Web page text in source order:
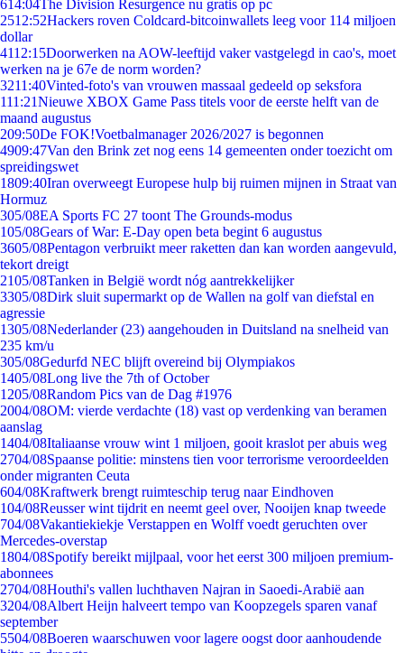
614:04The Division Resurgence nu gratis op pc
2512:52Hackers roven Coldcard-bitcoinwallets leeg voor 114 miljoen
dollar
4112:15Doorwerken na AOW-leeftijd vaker vastgelegd in cao's, moet
werken na je 67e de norm worden?
3211:40Vinted-foto's van vrouwen massaal gedeeld op seksfora
111:21Nieuwe XBOX Game Pass titels voor de eerste helft van de
maand augustus
209:50De FOK!Voetbalmanager 2026/2027 is begonnen
4909:47Van den Brink zet nog eens 14 gemeenten onder toezicht om
spreidingswet
1809:40Iran overweegt Europese hulp bij ruimen mijnen in Straat van
Hormuz
305/08EA Sports FC 27 toont The Grounds-modus
105/08Gears of War: E-Day open beta begint 6 augustus
3605/08Pentagon verbruikt meer raketten dan kan worden aangevuld,
tekort dreigt
2105/08Tanken in België wordt nóg aantrekkelijker
3305/08Dirk sluit supermarkt op de Wallen na golf van diefstal en
agressie
1305/08Nederlander (23) aangehouden in Duitsland na snelheid van
235 km/u
305/08Gedurfd NEC blijft overeind bij Olympiakos
1405/08Long live the 7th of October
1205/08Random Pics van de Dag #1976
2004/08OM: vierde verdachte (18) vast op verdenking van beramen
aanslag
1404/08Italiaanse vrouw wint 1 miljoen, gooit kraslot per abuis weg
2704/08Spaanse politie: minstens tien voor terrorisme veroordeelden
onder migranten Ceuta
604/08Kraftwerk brengt ruimteschip terug naar Eindhoven
104/08Reusser wint tijdrit en neemt geel over, Nooijen knap tweede
704/08Vakantiekiekje Verstappen en Wolff voedt geruchten over
Mercedes-overstap
1804/08Spotify bereikt mijlpaal, voor het eerst 300 miljoen premium-
abonnees
2704/08Houthi's vallen luchthaven Najran in Saoedi-Arabië aan
3204/08Albert Heijn halveert tempo van Koopzegels sparen vanaf
september
5504/08Boeren waarschuwen voor lagere oogst door aanhoudende